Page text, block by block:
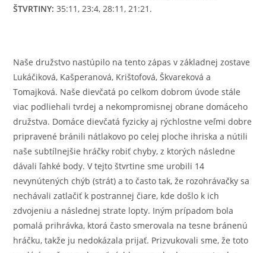
ŠTVRTINY: 35:11, 23:4, 28:11, 21:21.
Naše družstvo nastúpilo na tento zápas v základnej zostave
Lukáčiková, Kašperanová, Krištofová, Škvareková a
Tomajková. Naše dievčatá po celkom dobrom úvode stále
viac podliehali tvrdej a nekompromisnej obrane domáceho
družstva. Domáce dievčatá fyzicky aj rýchlostne veľmi dobre
pripravené bránili nátlakovo po celej ploche ihriska a nútili
naše subtílnejšie hráčky robiť chyby, z ktorých následne
dávali ľahké body. V tejto štvrtine sme urobili 14
nevynútených chýb (strát) a to často tak, že rozohrávačky sa
nechávali zatlačiť k postrannej čiare, kde došlo k ich
zdvojeniu a následnej strate lopty. Iným prípadom bola
pomalá prihrávka, ktorá často smerovala na tesne bránenú
hráčku, takže ju nedokázala prijať. Prizvukovali sme, že toto